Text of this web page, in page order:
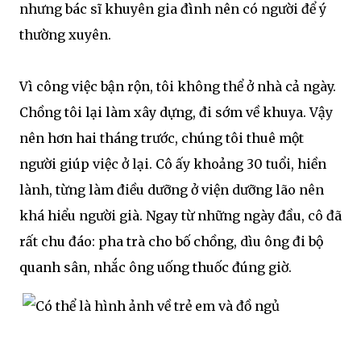
nhưng bác sĩ khuyên gia đình nên có người để ý
thường xuyên.
Vì công việc bận rộn, tôi không thể ở nhà cả ngày.
Chồng tôi lại làm xây dựng, đi sớm về khuya. Vậy
nên hơn hai tháng trước, chúng tôi thuê một
người giúp việc ở lại. Cô ấy khoảng 30 tuổi, hiền
lành, từng làm điều dưỡng ở viện dưỡng lão nên
khá hiểu người già. Ngay từ những ngày đầu, cô đã
rất chu đáo: pha trà cho bố chồng, dìu ông đi bộ
quanh sân, nhắc ông uống thuốc đúng giờ.